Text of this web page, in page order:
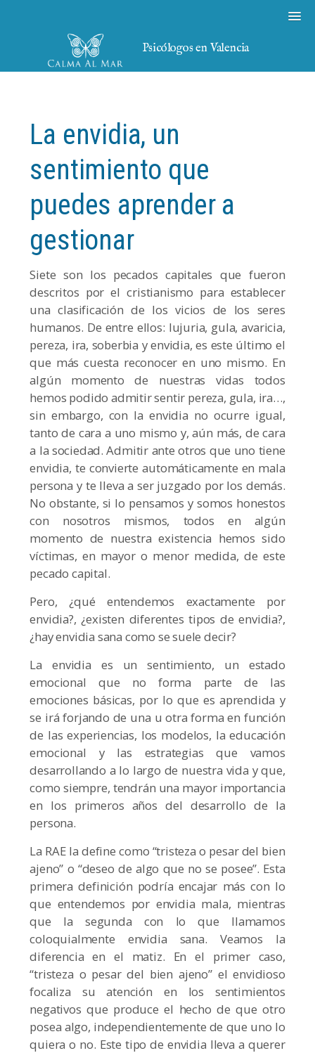
Psicólogos en Valencia
La envidia, un
sentimiento que
puedes aprender a
gestionar
Siete son los pecados capitales que fueron
descritos por el cristianismo para establecer
una clasificación de los vicios de los seres
humanos. De entre ellos: lujuria, gula, avaricia,
pereza, ira, soberbia y envidia, es este último el
que más cuesta reconocer en uno mismo. En
algún momento de nuestras vidas todos
hemos podido admitir sentir pereza, gula, ira…,
sin embargo, con la envidia no ocurre igual,
tanto de cara a uno mismo y, aún más, de cara
a la sociedad. Admitir ante otros que uno tiene
envidia, te convierte automáticamente en mala
persona y te lleva a ser juzgado por los demás.
No obstante, si lo pensamos y somos honestos
con nosotros mismos, todos en algún
momento de nuestra existencia hemos sido
víctimas, en mayor o menor medida, de este
pecado capital.
Pero, ¿qué entendemos exactamente por
envidia?, ¿existen diferentes tipos de envidia?,
¿hay envidia sana como se suele decir?
La envidia es un sentimiento, un estado
emocional que no forma parte de las
emociones básicas, por lo que es aprendida y
se irá forjando de una u otra forma en función
de las experiencias, los modelos, la educación
emocional y las estrategias que vamos
desarrollando a lo largo de nuestra vida y que,
como siempre, tendrán una mayor importancia
en los primeros años del desarrollo de la
persona.
La RAE la define como “tristeza o pesar del bien
ajeno” o “deseo de algo que no se posee”. Esta
primera definición podría encajar más con lo
que entendemos por envidia mala, mientras
que la segunda con lo que llamamos
coloquialmente envidia sana. Veamos la
diferencia en el matiz. En el primer caso,
“tristeza o pesar del bien ajeno” el envidioso
focaliza su atención en los sentimientos
negativos que produce el hecho de que otro
posea algo, independientemente de que uno lo
quiera o no. Este tipo de envidia lleva a querer